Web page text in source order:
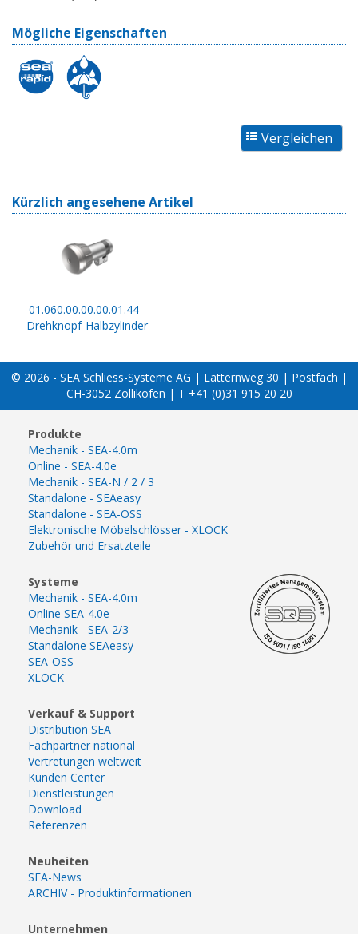
Mögliche Eigenschaften
Kürzlich angesehene Artikel
01.060.00.00.00.01.44 -
Drehknopf-Halbzylinder
© 2026 - SEA Schliess-Systeme AG | Lätternweg 30 | Postfach |
CH-3052 Zollikofen | T +41 (0)31 915 20 20
Produkte
Mechanik - SEA-4.0m
Online - SEA-4.0e
Mechanik - SEA-N / 2 / 3
Standalone - SEAeasy
Standalone - SEA-OSS
Elektronische Möbelschlösser - XLOCK
Zubehör und Ersatzteile
Systeme
Mechanik - SEA-4.0m
Online SEA-4.0e
Mechanik - SEA-2/3
Standalone SEAeasy
SEA-OSS
XLOCK
Verkauf & Support
Distribution SEA
Fachpartner national
Vertretungen weltweit
Kunden Center
Dienstleistungen
Download
Referenzen
Neuheiten
SEA-News
ARCHIV - Produktinformationen
Unternehmen